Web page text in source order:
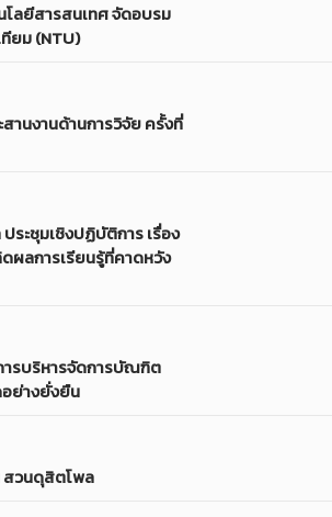
โลยีสารสนเทศ จัดอบรม
ยม (NTU)
านงานด้านการวิจัย ครั้งที่
ะชุมเชิงปฏิบัติการ เรื่อง
ดผลการเรียนรู้ที่คาดหวัง
ารบริหารจัดการบัณฑิต
ย่างยั่งยืน
สวนดุสิตโพล